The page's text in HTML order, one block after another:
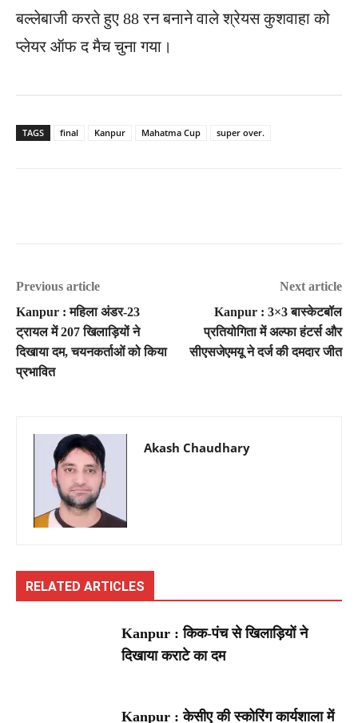
बल्लेबाजी करते हुए 88 रन बनाने वाले श्रेयस कुशवाहा को
प्लेयर ऑफ द मैच चुना गया।
TAGS final Kanpur Mahatma Cup super over.
Previous article
Kanpur : महिला अंडर-23
ट्रायल में 207 खिलाड़ियों ने
दिखाया दम, चयनकर्ताओं को किया
प्रभावित
Next article
Kanpur : 3×3 बास्केटबॉल
प्रतियोगिता में अल्फा हंटर्स और
सीएसजेएमयू ने दर्ज की दमदार जीत
Akash Chaudhary
RELATED ARTICLES
Kanpur : किक-पंच से खिलाड़ियों ने
दिखाया कराटे का दम
Kanpur : केसीए की स्कोरिंग कार्यशाला में